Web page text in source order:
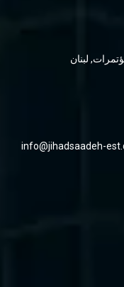
لبنان
info@jihadsaadeh-